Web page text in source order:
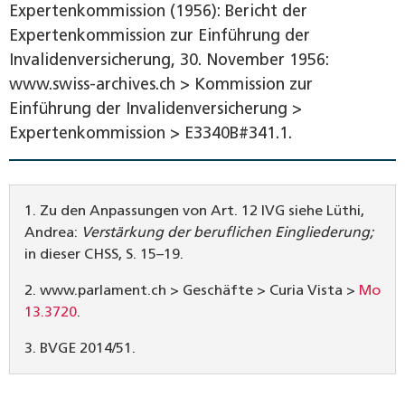
Expertenkommission (1956): Bericht der
Expertenkommission zur Einführung der
Invalidenversicherung, 30. November 1956:
www.swiss-archives.ch > Kommission zur
Einführung der Invalidenversicherung >
Expertenkommission > E3340B#341.1.
1. Zu den Anpassungen von Art. 12 IVG siehe Lüthi,
Andrea: Verstärkung der beruflichen Eingliederung;
in dieser CHSS, S. 15–19.
2. www.parlament.ch > Geschäfte > Curia Vista > Mo
13.3720.
3. BVGE 2014/51.